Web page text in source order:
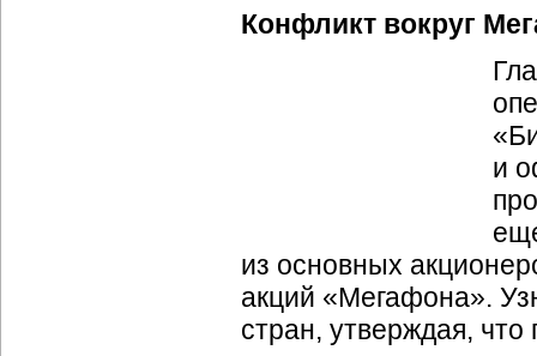
Конфликт вокруг
и
из основных
акций «Мегафона».
стран, утверждая,